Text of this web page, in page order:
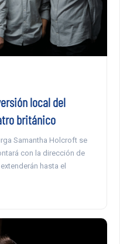
local del
británico
Samantha Holcroft se
con la dirección de
hasta el